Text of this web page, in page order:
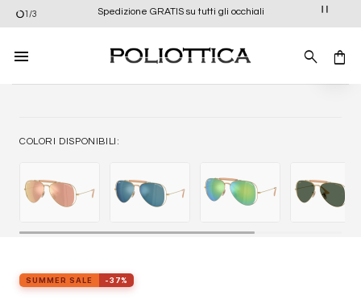
Salta
ai
contenuti
1/3 Spedizione GRATIS su tutti gli occhiali
COLORI DISPONIBILI:
SUMMER SALE -37%